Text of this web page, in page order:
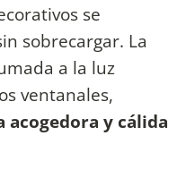
se
sobrecargar. La
a la luz
ventanales,
y cálida